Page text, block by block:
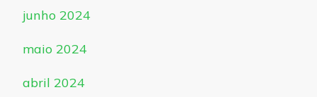
junho 2024
maio 2024
abril 2024